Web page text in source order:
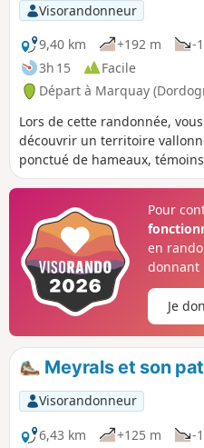
Visorandonneur
9,40 km
+192 m
-
3h 15
Facile
Départ à Marquay
Lors de cette randonnée,
découvrir un territoire
ponctué de hameaux,
riche histoire paysanne. La
châtaigniers, offre une
couleurs. Ici et là, des îlots
viennent agrémenter cette
Pour
en
donnant
Je
Meyrals et son
Visorandonneur
6,43 km
+125 m
-